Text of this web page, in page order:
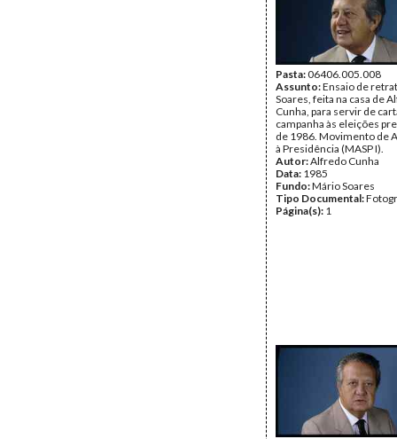
Pasta:06406.005.008
Assunto:Ensaio de
Soares, feita na casa de
Cunha, para servir de
campanha às eleições
de 1986. Movimento de
à Presidência (MASP I).
Autor:Alfredo Cunha
Data: 1985
Fundo:Mário Soares
Tipo Documental:
Página(s): 1